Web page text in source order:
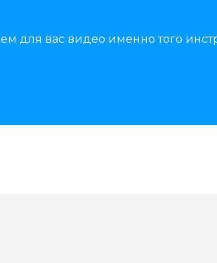
для вас видео именно того